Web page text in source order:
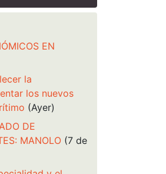
EN
la
los nuevos
(Ayer)
DE
MANOLO (7 de